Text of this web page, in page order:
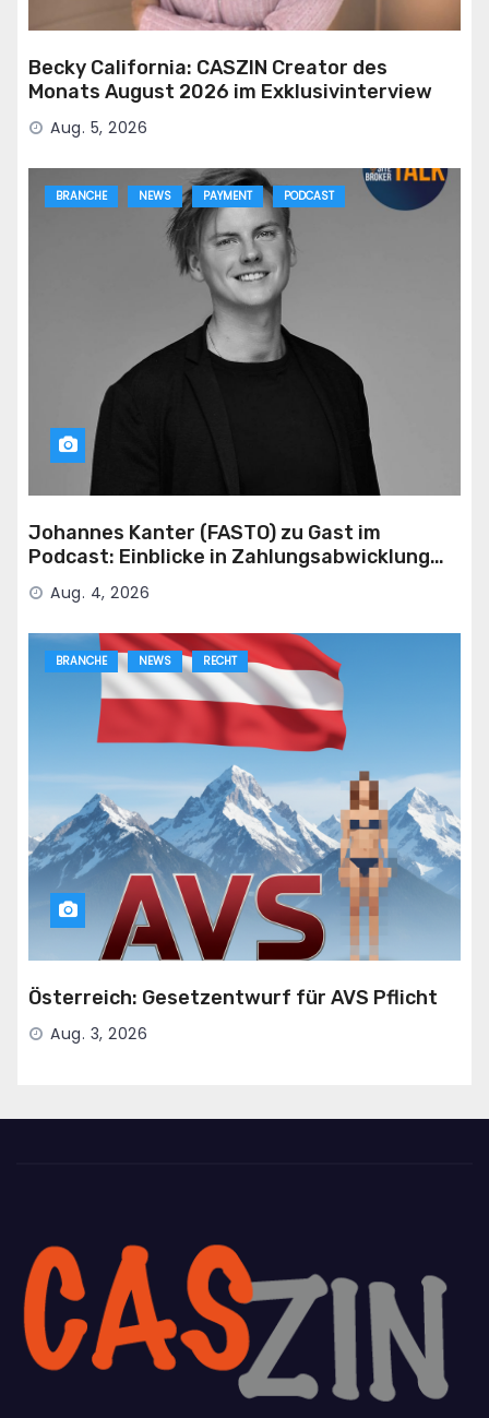
Becky California: CASZIN Creator des
Monats August 2026 im Exklusivinterview
Aug. 5, 2026
BRANCHE NEWS PAYMENT PODCAST
Johannes Kanter (FASTO) zu Gast im
Podcast: Einblicke in Zahlungsabwicklung
für die Adult-Branche
Aug. 4, 2026
BRANCHE NEWS RECHT
Österreich: Gesetzentwurf für AVS Pflicht
Aug. 3, 2026